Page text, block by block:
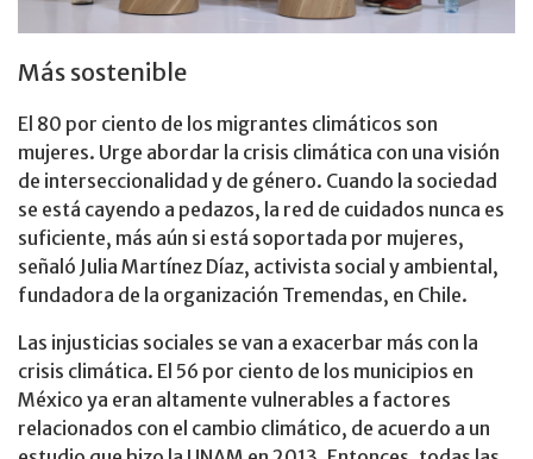
Más sostenible
El 80 por ciento de los migrantes climáticos son
mujeres. Urge abordar la crisis climática con una visión
de interseccionalidad y de género. Cuando la sociedad
se está cayendo a pedazos, la red de cuidados nunca es
suficiente, más aún si está soportada por mujeres,
señaló Julia Martínez Díaz, activista social y ambiental,
fundadora de la organización Tremendas, en Chile.
Las injusticias sociales se van a exacerbar más con la
crisis climática. El 56 por ciento de los municipios en
México ya eran altamente vulnerables a factores
relacionados con el cambio climático, de acuerdo a un